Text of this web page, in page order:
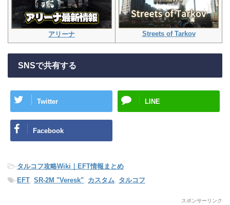
アリーナ Streets of Tarkov
SNSで共有する
Twitter LINE
Facebook
-タルコフ攻略Wiki｜EFT情報まとめ
-EFT, SR-2M "Veresk", カスタム, タルコフ
スポンサーリンク